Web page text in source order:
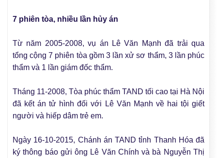
7 phiên tòa, nhiều lần hủy án
Từ năm 2005-2008, vụ án Lê Văn Mạnh đã trải qua
tổng cộng 7 phiên tòa gồm 3 lần xử sơ thẩm, 3 lần phúc
thẩm và 1 lần giám đốc thẩm.
Tháng 11-2008, Tòa phúc thẩm TAND tối cao tại Hà Nội
đã kết án tử hình đối với Lê Văn Mạnh về hai tội giết
người và hiếp dâm trẻ em.
Ngày 16-10-2015, Chánh án TAND tỉnh Thanh Hóa đã
ký thông báo gửi ông Lê Văn Chính và bà Nguyễn Thị